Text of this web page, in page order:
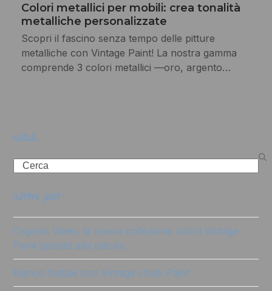
Colori metallici per mobili: crea tonalità
metalliche personalizzate
Scopri il fascino senza tempo delle pitture
metalliche con Vintage Paint! La nostra gamma
comprende 3 colori metallici —oro, argento…
cerca
Search
ultimi post
Organic Vibes: la nuova collezione colori Vintage
Paint ispirata alla natura
Bianco Natale con Vintage chalk Paint